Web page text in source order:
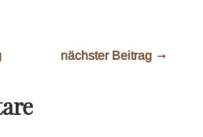
nächster Beitrag →